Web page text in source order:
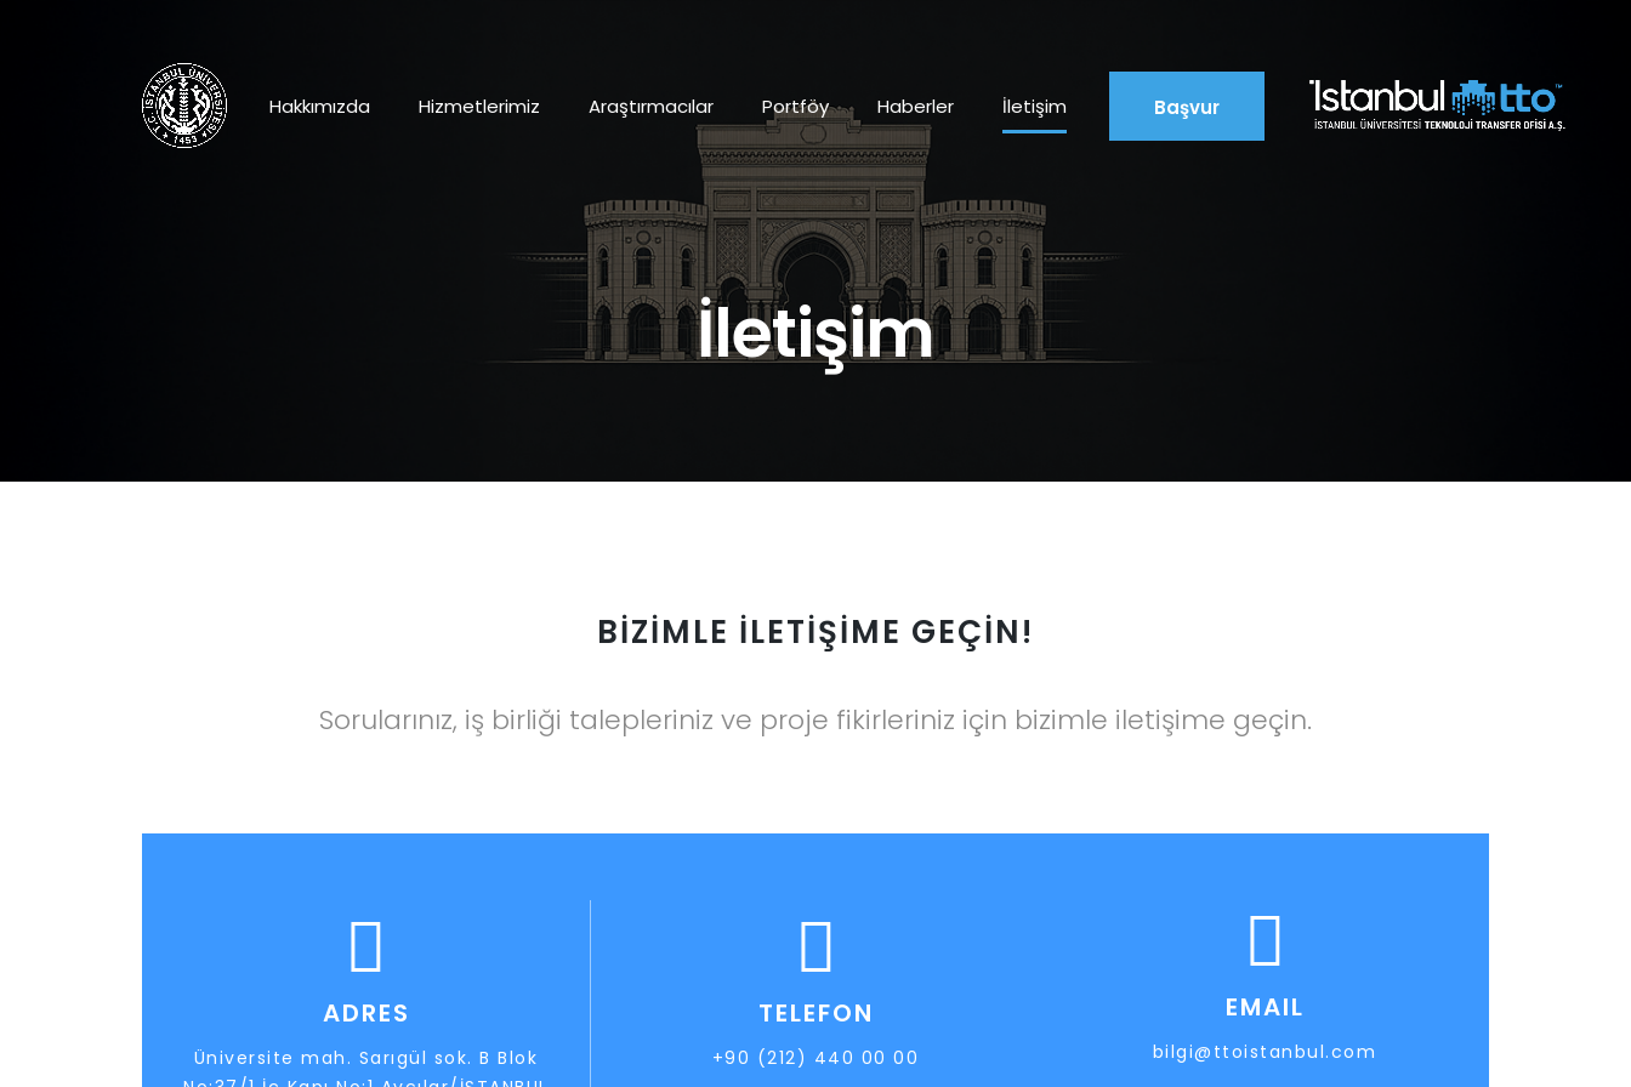
Hakkımızda Hizmetlerimiz Araştırmacılar Portföy Haberler İletişim Başvur
İletişim
BİZİMLE İLETİŞİME GEÇİN!
Sorularınız, iş birliği talepleriniz ve proje fikirleriniz için bizimle iletişime geçin.
ADRES
Üniversite mah. Sarıgül sok. B Blok
TELEFON
+90 (212) 440 00 00
EMAIL
bilgi@ttoistanbul.com